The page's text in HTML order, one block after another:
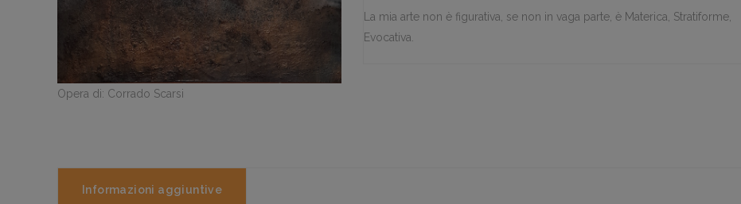
Opera di: Corrado Scarsi
La mia arte non è figurativa, se non in vaga parte, è Materica, Stratiforme,
Evocativa.
Informazioni aggiuntive